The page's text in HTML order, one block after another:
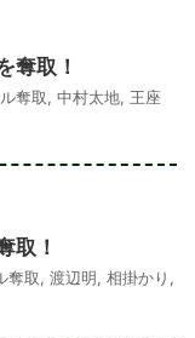
奪取！
奪取, 中村太地, 王座
取！
奪取, 渡辺明, 相掛かり ,